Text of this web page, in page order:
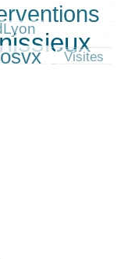
Visites